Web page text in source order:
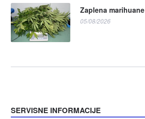
Zaplena marihuane
05/08/2026
SERVISNE INFORMACIJE